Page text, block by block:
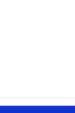
opmærksom på, at
el-aflæsning, kan